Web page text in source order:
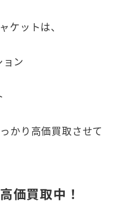
ケットは、
ン
かり高価買取させて
価買取中！